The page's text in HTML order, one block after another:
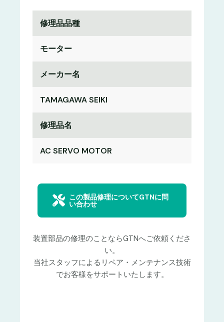
修理品品種
モーター
メーカー名
TAMAGAWA SEIKI
修理品名
AC SERVO MOTOR
この製品修理についてGTNに問
い合わせ
装置部品の修理のことならGTNへご依頼くださ
い。
当社スタッフによるリペア・メンテナンス技術
でお客様をサポートいたします。